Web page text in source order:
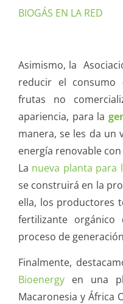
BIOGÁS EN LA RED
Asimismo, la
reducir el consumo
frutas no
apariencia, para la
manera, se les da un
energía renovable
La nueva planta para
se construirá en la
ella, los productores
fertilizante
proceso de
Finalmente,
Bioenergy en una
Macaronesia y África